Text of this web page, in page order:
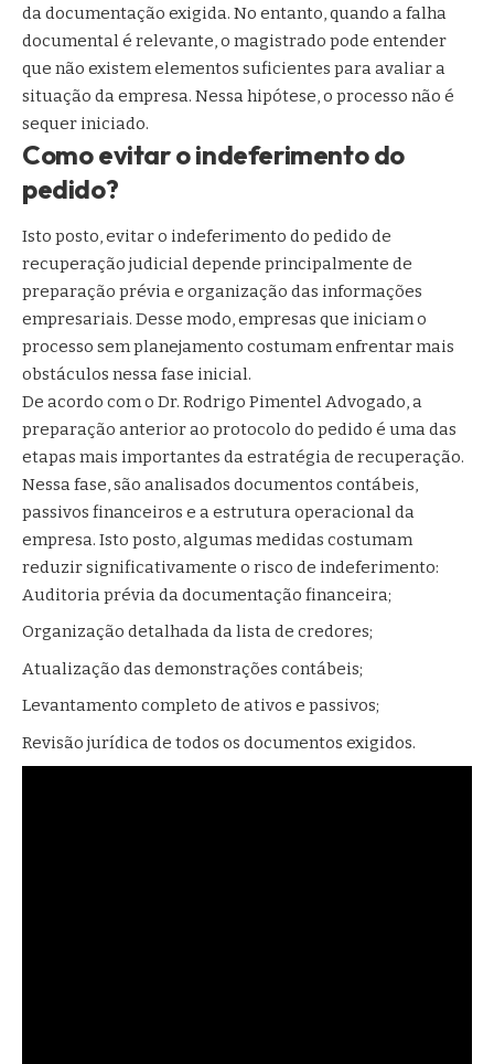
da documentação exigida. No entanto, quando a falha
documental é relevante, o magistrado pode entender
que não existem elementos suficientes para avaliar a
situação da empresa. Nessa hipótese, o processo não é
sequer iniciado.
Como evitar o indeferimento do
pedido?
Isto posto, evitar o indeferimento do pedido de
recuperação judicial depende principalmente de
preparação prévia e organização das informações
empresariais. Desse modo, empresas que iniciam o
processo sem planejamento costumam enfrentar mais
obstáculos nessa fase inicial.
De acordo com o Dr. Rodrigo Pimentel Advogado, a
preparação anterior ao protocolo do pedido é uma das
etapas mais importantes da estratégia de recuperação.
Nessa fase, são analisados documentos contábeis,
passivos financeiros e a estrutura operacional da
empresa. Isto posto, algumas medidas costumam
reduzir significativamente o risco de indeferimento:
Auditoria prévia da documentação financeira;
Organização detalhada da lista de credores;
Atualização das demonstrações contábeis;
Levantamento completo de ativos e passivos;
Revisão jurídica de todos os documentos exigidos.